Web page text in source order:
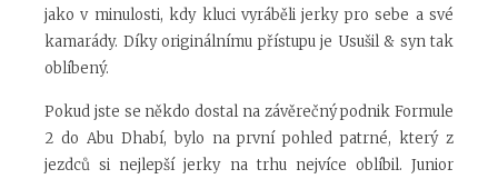
jako v minulosti, kdy kluci vyráběli jerky pro sebe a své
kamarády. Díky originálnímu přístupu je Usušil & syn tak
oblíbený.
Pokud jste se někdo dostal na závěrečný podnik Formule
2 do Abu Dhabí, bylo na první pohled patrné, který z
jezdců si nejlepší jerky na trhu nejvíce oblíbil. Junior